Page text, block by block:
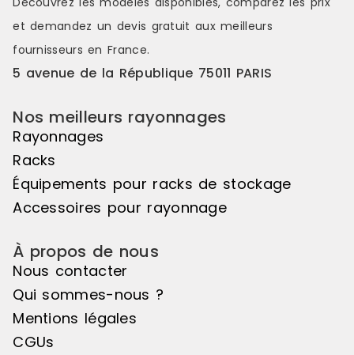
Stockage incliné FIFO est
immédiatement opérationnel et
constitue une solution simple,
robuste et performante pour
structurer efficacement le
stockage. Référence : 29C-1
Trilogiq
Stockage
et demandez un devis gratuit aux meilleurs
fournisseurs en France.
5 avenue de la République 75011 PARIS
Nos meilleurs rayonnages
Rayonnages
Racks
Équipements pour racks de stockage
Accessoires pour rayonnage
À propos de nous
Nous contacter
Qui sommes-nous ?
Mentions légales
CGUs